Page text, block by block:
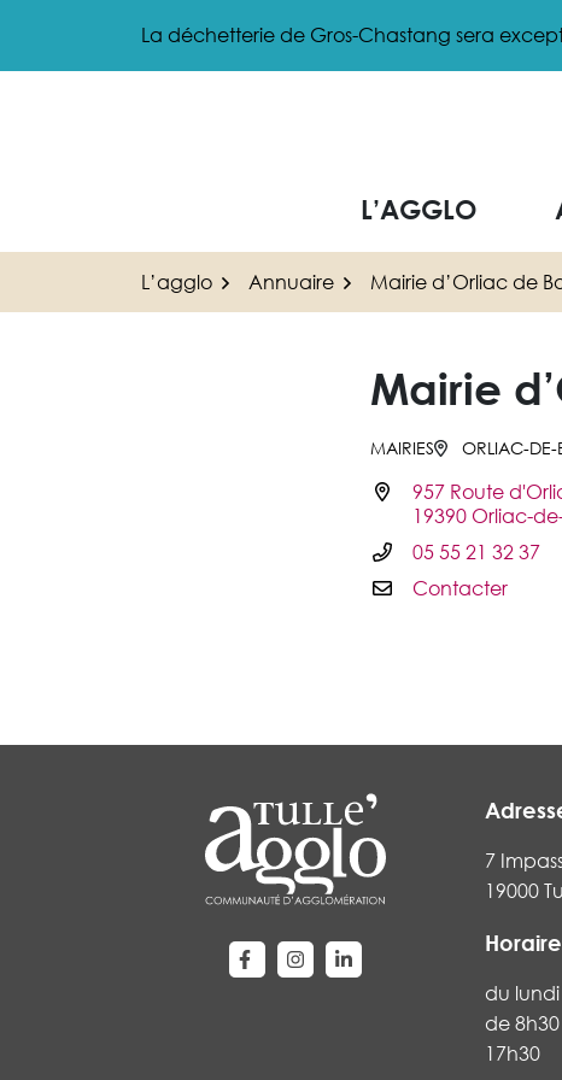
contenu
La déchetterie de Gros-Chastang sera
L’AGGLO
L’agglo Annuaire Mairie d’Orliac de
Mairie
MAIRIES ORLIAC-DE-
Infos utiles
957 Route
19390 Orliac-
05 55 21 32 37
Contacter
Lien vers le compte Facebook
Lien vers le compte Instagram
Lien vers le compte
7
19000
du
de
17h30